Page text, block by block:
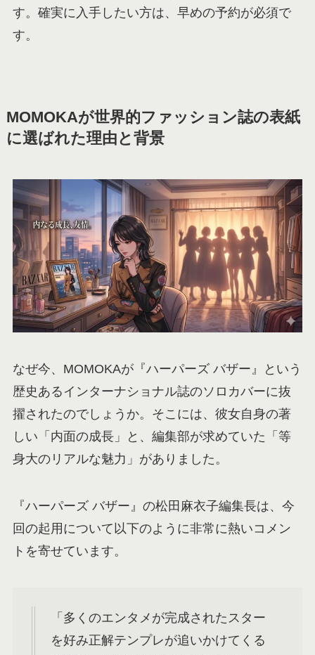
す。確実に入手したい方は、早めの予約が必須で
す。
MOMOKAが世界的ファッション誌の表紙
に選ばれた理由と背景
なぜ今、MOMOKAが『ハーパーズ バザー』という
歴史あるインターナショナル誌のソロカバーに抜
擢されたのでしょうか。そこには、彼女自身の著
しい「内面の成長」と、編集部が求めていた「等
身大のリアルな魅力」がありました。
『ハーパーズ バザー』の松田麻衣子編集長は、今
回の起用について以下のように非常に熱いコメン
トを寄せています。
「多くのエンタメが完成されたスター
を好み正解テンプレが追いかけてくる